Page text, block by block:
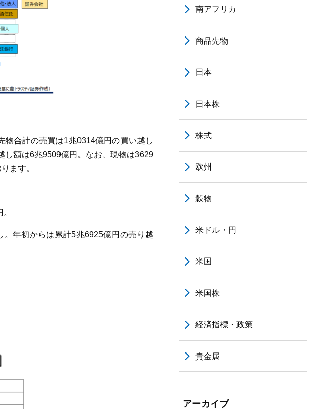
合計の売買は1兆0314億円の買い越し
し額は6兆9509億円。なお、現物は3629
ます。
年初からは累計5兆6925億円の売り越
南アフリカ
商品先物
日本
日本株
株式
欧州
穀物
米ドル・円
米国
米国株
経済指標・政策
貴金属
アーカイブ